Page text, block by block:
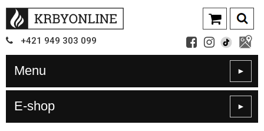
+421 949 303 099
Menu ►
E-shop ►